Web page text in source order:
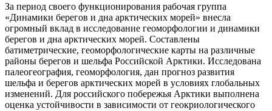
За период своего функционирования рабочая группа
«Динамики берегов и дна арктических морей» внесла
огромный вклад в исследование геоморфологии и динамики
берегов и дна арктических морей. Составлены
батиметрические, геоморфологические карты на различные
районы берегов и шельфа Российской Арктики. Исследована
палеогеография, геоморфология, дан прогноз развития
шельфа и берегов арктических морей в условиях глобальных
изменений. Для российского побережья Арктики выполнена
оценка устойчивости в зависимости от геокриологического